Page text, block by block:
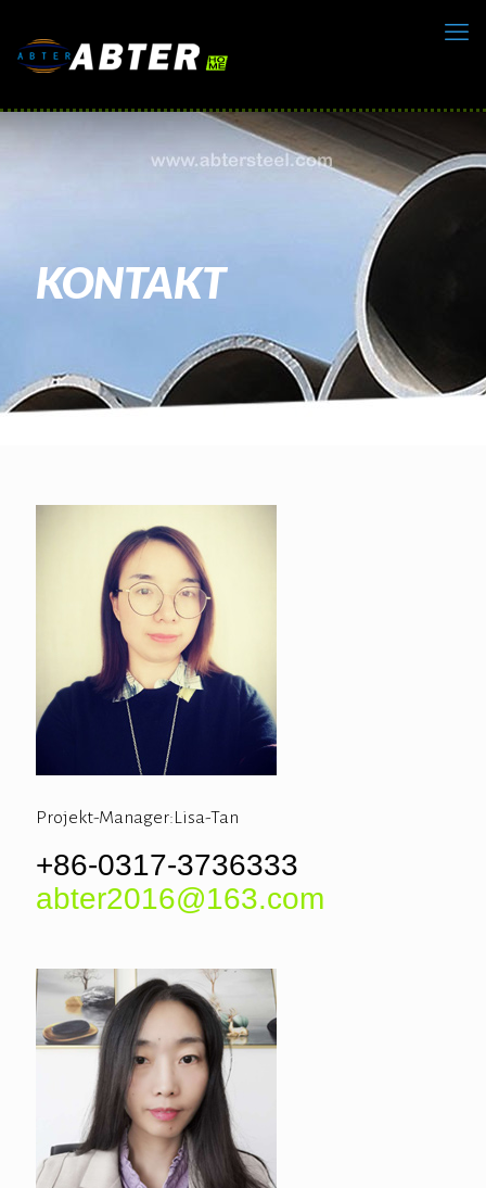
KONTAKT
Projekt-Manager:Lisa-Tan
+86-0317-3736333
abter2016@163.com